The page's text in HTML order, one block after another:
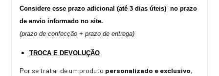
Considere esse prazo adicional (até 3 dias úteis)  no prazo
de envio informado no site.
(prazo de confecção + prazo de entrega)
TROCA E DEVOLUÇÃO
Por se tratar de um produto personalizado e exclusivo,